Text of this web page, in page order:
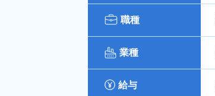
職種
業種
給与